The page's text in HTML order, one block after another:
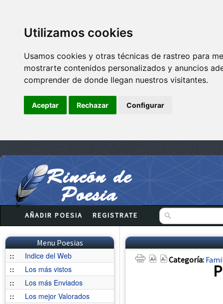
Utilizamos cookies
Usamos cookies y otras técnicas de rastreo para
mostrarte contenidos personalizados y anuncios
comprender de donde llegan nuestros visitantes.
Aceptar Rechazar Configurar
AÑADIR POESIA REGISTRATE
Menu Poesias
::
Indice del Web
::
Los más vistos
::
Los más Enviados
::
Los mejor Valorados
Categoría: